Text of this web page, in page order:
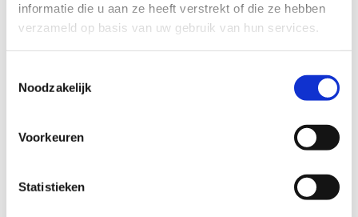
informatie die u aan ze heeft verstrekt of die ze hebben
verzameld op basis van uw gebruik van hun services.
Noodzakelijk
Voorkeuren
Statistieken
Home
Over ons